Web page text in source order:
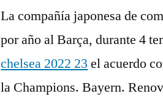
La compañía japonesa de
por año al Barça, durante 4
chelsea 2022 23 el acuerdo
la Champions. Bayern.